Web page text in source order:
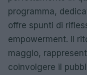
programma,
offre spunti di
empowerment. Il
maggio,
coinvolgere il